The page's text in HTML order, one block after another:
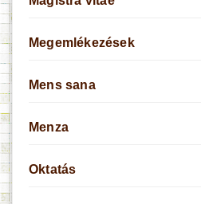
Megemlékezések
Mens sana
Menza
Oktatás